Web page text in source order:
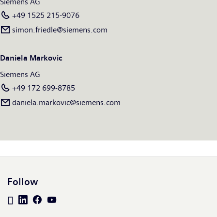
+49 1525 215-9076
simon.friedle@siemens.com
Daniela Markovic
Siemens AG
+49 172 699-8785
daniela.markovic@siemens.com
Follow